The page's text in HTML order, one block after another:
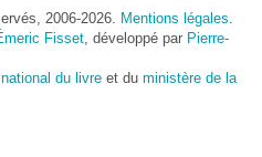
impériale. Elle demeure
d�€�accès, peu
de l�€�Omo pratiquent un
petite agriculture et
Les périodes de paix,
2006-2026. Mentions légales.
Fisset, développé par Pierre-
du livre et du ministère de la